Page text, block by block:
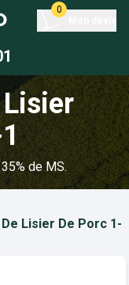
0
de MS.
Lisier De Porc 1-